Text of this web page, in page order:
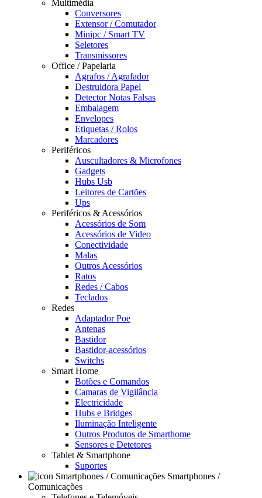
Multimédia
Conversores
Extensor / Comutador
Minipc / Smart TV
Seletores
Transmissores
Office / Papelaria
Agrafos / Agrafador
Destruidora Papel
Detector Notas Falsas
Embalagem
Envelopes
Etiquetas / Rolos
Marcadores
Periféricos
Auscultadores & Microfones
Gadgets
Hubs Usb
Leitores de Cartões
Ups
Periféricos & Acessórios
Acessórios de Som
Acessórios de Video
Conectividade
Malas
Outros Acessórios
Ratos
Redes / Cabos
Teclados
Redes
Adaptador Poe
Antenas
Bastidor
Bastidor-acessórios
Switchs
Smart Home
Botões e Comandos
Camaras de Vigilância
Electricidade
Hubs e Bridges
Iluminação Inteligente
Outros Produtos de Smarthome
Sensores e Detetores
Tablet & Smartphone
Suportes
Smartphones /
Comunicações